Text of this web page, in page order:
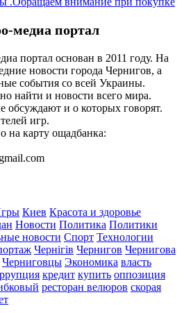
медиа портал
портал основан в 2011 году. На
новости города Чернигов, а
события со всей Украины.
найти и новости всего мира.
обсуждают и о которых говорят.
игр.
на карту ощадбанка:
Киев Красота и здоровье
Новости Политика Политики
новости Спорт Технологии
Чернігів Чернигов Чернигова
Черниговцы Экономика власть
кредит купить оппозиция
ресторан велюров скорая